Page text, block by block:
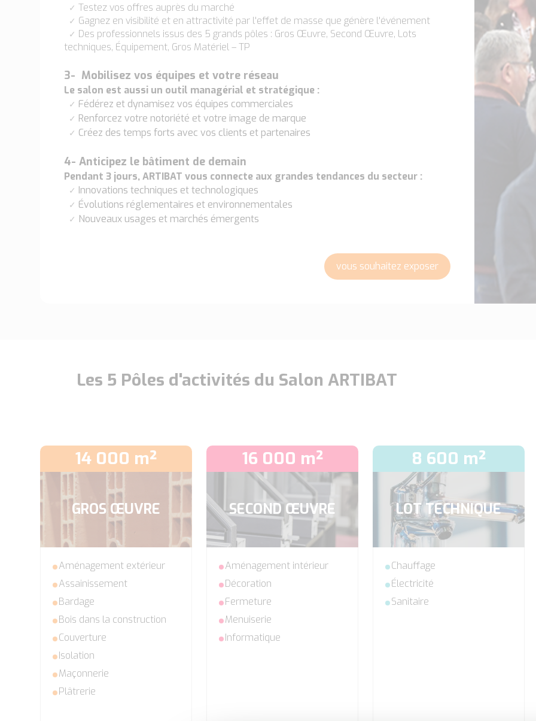
✓ Testez vos offres auprès du marché
✓ Gagnez en visibilité et en attractivité par l'effet de masse que génère l'événement
✓ Des professionnels issus des 5 grands pôles : Gros Œuvre, Second Œuvre, Lots
techniques, Équipement, Gros Matériel – TP
3- Mobilisez vos équipes et votre réseau
Le salon est aussi un outil managérial et stratégique :
✓ Fédérez et dynamisez vos équipes commerciales
✓ Renforcez votre notoriété et votre image de marque
✓ Créez des temps forts avec vos clients et partenaires
4- Anticipez le bâtiment de demain
Pendant 3 jours, ARTIBAT vous connecte aux grandes tendances du secteur :
✓ Innovations techniques et technologiques
✓ Évolutions réglementaires et environnementales
✓ Nouveaux usages et marchés émergents
vous souhaitez exposer
Les 5 Pôles d'activités du Salon ARTIBAT
14 000 m²
GROS ŒUVRE
Aménagement extérieur
Assainissement
Bardage
Bois dans la construction
Couverture
Isolation
Maçonnerie
Plâtrerie
16 000 m²
SECOND ŒUVRE
Aménagement intérieur
Décoration
Fermeture
Menuiserie
Informatique
8 600 m²
LOT TECHNIQUE
Chauffage
Électricité
Sanitaire